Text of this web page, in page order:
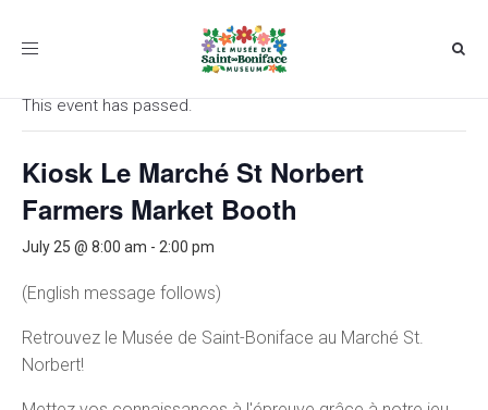
Toggle
« All Events
This event has passed.
Kiosk Le Marché St Norbert
Farmers Market Booth
July 25 @ 8:00 am - 2:00 pm
(English message follows)
Retrouvez le Musée de Saint-Boniface au Marché St.
Norbert!